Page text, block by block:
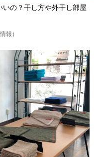
の？干し方や外干し部屋
報）